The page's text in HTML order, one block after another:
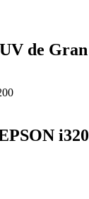
de